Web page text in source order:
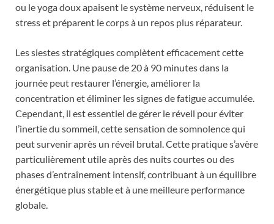
ou le yoga doux apaisent le système nerveux, réduisent le
stress et préparent le corps à un repos plus réparateur.
Les siestes stratégiques complètent efficacement cette
organisation. Une pause de 20 à 90 minutes dans la
journée peut restaurer l’énergie, améliorer la
concentration et éliminer les signes de fatigue accumulée.
Cependant, il est essentiel de gérer le réveil pour éviter
l’inertie du sommeil, cette sensation de somnolence qui
peut survenir après un réveil brutal. Cette pratique s’avère
particulièrement utile après des nuits courtes ou des
phases d’entraînement intensif, contribuant à un équilibre
énergétique plus stable et à une meilleure performance
globale.